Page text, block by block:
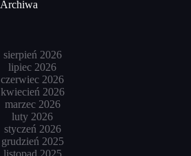
Archiwa
sierpień 2026
lipiec 2026
czerwiec 2026
kwiecień 2026
marzec 2026
luty 2026
styczeń 2026
grudzień 2025
listopad 2025